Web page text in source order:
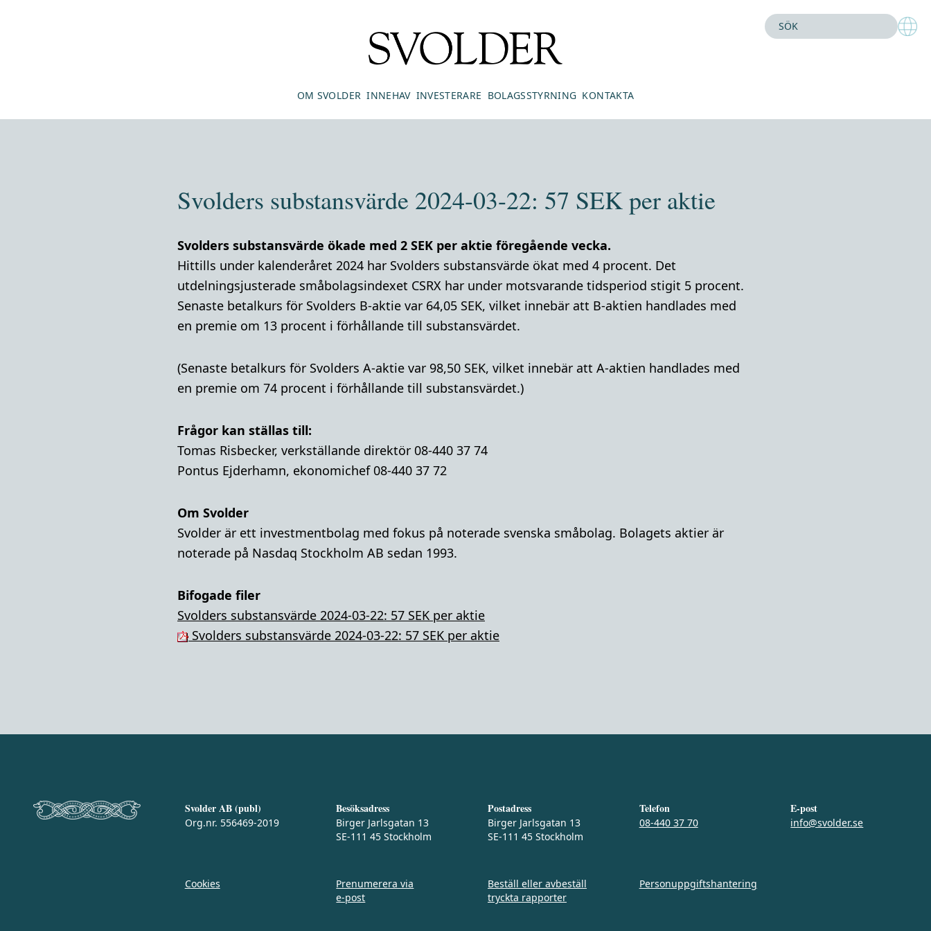
OM SVOLDER INNEHAV INVESTERARE BOLAGSSTYRNING KONTAKTA
Svolders substansvärde 2024-03-22: 57 SEK per aktie
Svolders substansvärde ökade med 2 SEK per aktie föregående vecka.
Hittills under kalenderåret 2024 har Svolders substansvärde ökat med 4 procent. Det
utdelningsjusterade småbolagsindexet CSRX har under motsvarande tidsperiod stigit 5 procent.
Senaste betalkurs för Svolders B-aktie var 64,05 SEK, vilket innebär att B-aktien handlades med
en premie om 13 procent i förhållande till substansvärdet.
(Senaste betalkurs för Svolders A-aktie var 98,50 SEK, vilket innebär att A-aktien handlades med
en premie om 74 procent i förhållande till substansvärdet.)
Frågor kan ställas till:
Tomas Risbecker, verkställande direktör 08-440 37 74
Pontus Ejderhamn, ekonomichef 08-440 37 72
Om Svolder
Svolder är ett investmentbolag med fokus på noterade svenska småbolag. Bolagets aktier är
noterade på Nasdaq Stockholm AB sedan 1993.
Bifogade filer
Svolders substansvärde 2024-03-22: 57 SEK per aktie
Svolders substansvärde 2024-03-22: 57 SEK per aktie
Svolder AB (publ)
Org.nr. 556469-2019
Besöksadress
Birger Jarlsgatan 13
SE-111 45 Stockholm
Postadress
Birger Jarlsgatan 13
SE-111 45 Stockholm
Telefon
08-440 37 70
E-post
info@svolder.se
Cookies
Prenumerera via
e‑post
Beställ eller avbeställ
tryckta rapporter
Personuppgiftshantering